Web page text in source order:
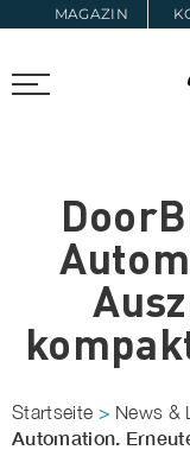
MAGAZIN
PROARCHITEC
Startseite > News &
Automation.